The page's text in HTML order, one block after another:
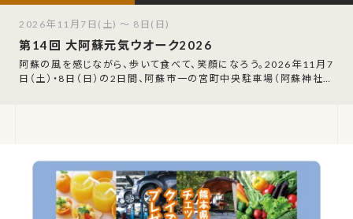
第14回 大阿蘇元気ウオーク2026
阿蘇の風を感じながら、歩いて食べて、笑顔になろう。2026年11月7
日（土）・8日（日）の2日間、阿蘇市一の宮町中央駐車場（阿蘇神社東
2026年11月7日(土) ～ 8日(日)